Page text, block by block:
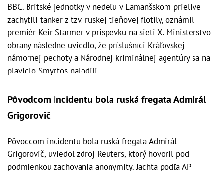
BBC. Britské jednotky v nedeľu v Lamanšskom prielive
zachytili tanker z tzv. ruskej tieňovej flotily, oznámil
premiér Keir Starmer v príspevku na sieti X. Ministerstvo
obrany následne uviedlo, že príslušníci Kráľovskej
námornej pechoty a Národnej kriminálnej agentúry sa na
plavidlo Smyrtos nalodili.
Pôvodcom incidentu bola ruská fregata Admirál
Grigorovič
Pôvodcom incidentu bola ruská fregata Admirál
Grigorovič, uviedol zdroj Reuters, ktorý hovoril pod
podmienkou zachovania anonymity. Jachta podľa AP